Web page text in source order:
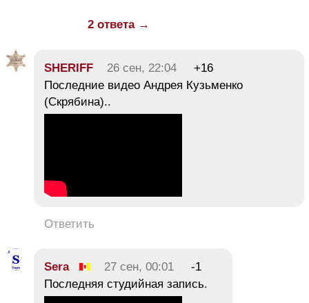
2 ответа →
SHERIFF 26 сен, 22:04
+16
Последние видео Андрея Кузьменко
(Скрябина)..
Ответить
Sera 27 сен, 00:01
-1
Последняя студийная запись.